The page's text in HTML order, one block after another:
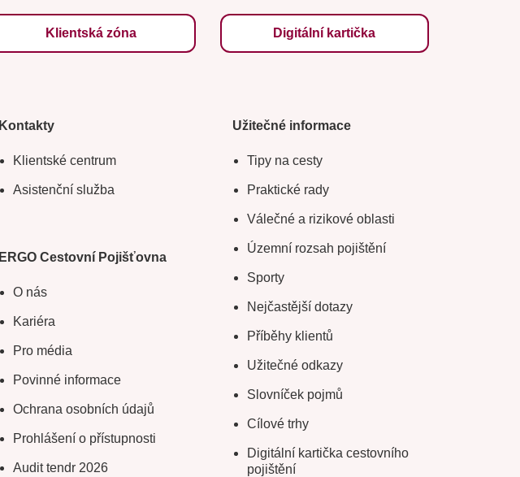
Klientská zóna Digitální kartička
Kontakty
Klientské centrum
Asistenční služba
ERGO Cestovní Pojišťovna
O nás
Kariéra
Pro média
Povinné informace
Ochrana osobních údajů
Prohlášení o přístupnosti
Audit tendr 2026
Užitečné informace
Tipy na cesty
Praktické rady
Válečné a rizikové oblasti
Územní rozsah pojištění
Sporty
Nejčastější dotazy
Příběhy klientů
Užitečné odkazy
Slovníček pojmů
Cílové trhy
Digitální kartička cestovního
pojištění